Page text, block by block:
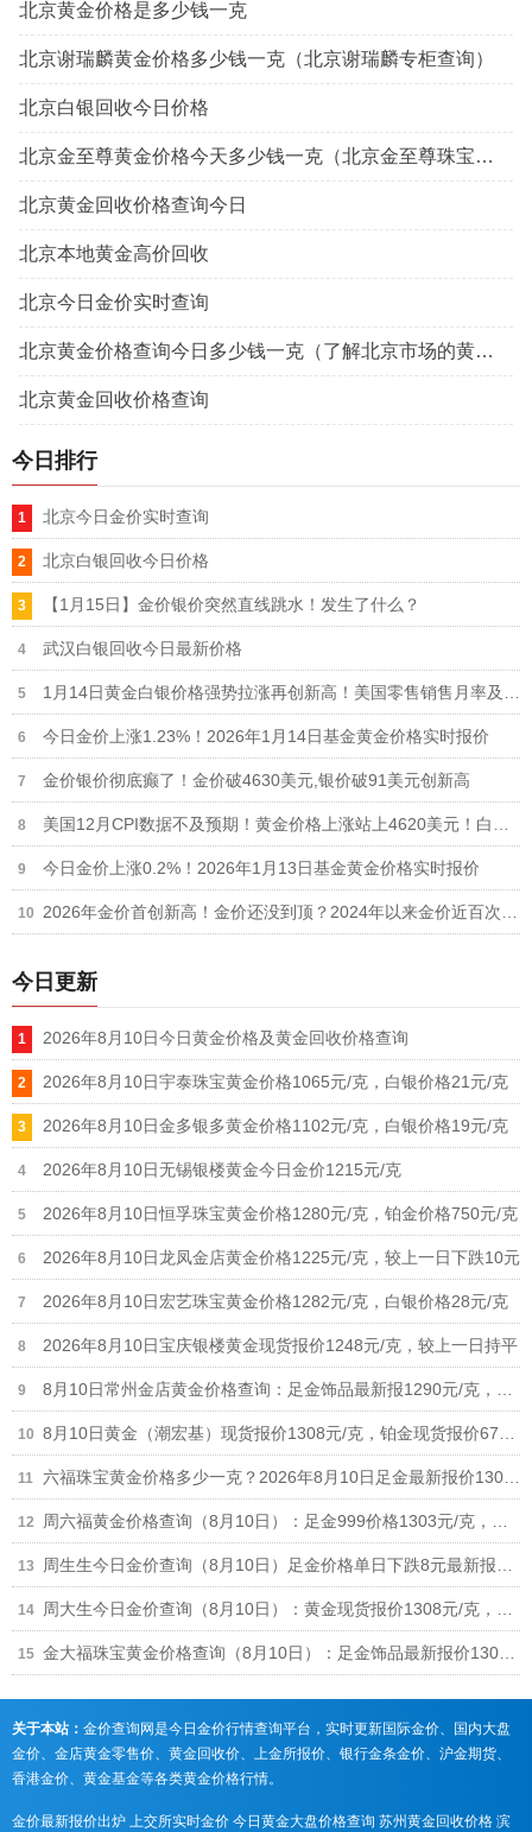
北京黄金价格是多少钱一克
北京谢瑞麟黄金价格多少钱一克（北京谢瑞麟专柜查询）
北京白银回收今日价格
北京金至尊黄金价格今天多少钱一克（北京金至尊珠宝实体店）
北京黄金回收价格查询今日
北京本地黄金高价回收
北京今日金价实时查询
北京黄金价格查询今日多少钱一克（了解北京市场的黄金行情）
北京黄金回收价格查询
今日排行
北京今日金价实时查询
北京白银回收今日价格
【1月15日】金价银价突然直线跳水！发生了什么？
武汉白银回收今日最新价格
今日金价上涨1.23%！2026年1月14日基金黄金价格实时报价
金价银价彻底癫了！金价破4630美元,银价破91美元创新高
今日金价上涨0.2%！2026年1月13日基金黄金价格实时报价
今日更新
2026年8月10日今日黄金价格及黄金回收价格查询
2026年8月10日宇泰珠宝黄金价格1065元/克，白银价格21元/克
2026年8月10日金多银多黄金价格1102元/克，白银价格19元/克
2026年8月10日无锡银楼黄金今日金价1215元/克
2026年8月10日恒孚珠宝黄金价格1280元/克，铂金价格750元/克
2026年8月10日龙凤金店黄金价格1225元/克，较上一日下跌10元
2026年8月10日宏艺珠宝黄金价格1282元/克，白银价格28元/克
2026年8月10日宝庆银楼黄金现货报价1248元/克，较上一日持平
关于本站： 金价查询网是今日金价行情查询平台，实时更新国际金价、国内大盘
金价、金店黄金零售价、黄金回收价、上金所报价、银行金条金价、沪金期货、
香港金价、黄金基金等各类黄金价格行情。
金价最新报价出炉 上交所实时金价 今日黄金大盘价格查询 苏州黄金回收价格 滨